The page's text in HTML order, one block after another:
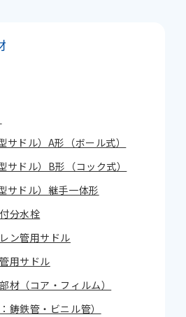
サドル）A形（ボール式）
サドル）B形（コック式）
サドル）継手一体形
分水栓
ン管用サドル
用サドル
材（コア・フィルム）
鋳鉄管・ビニル管）